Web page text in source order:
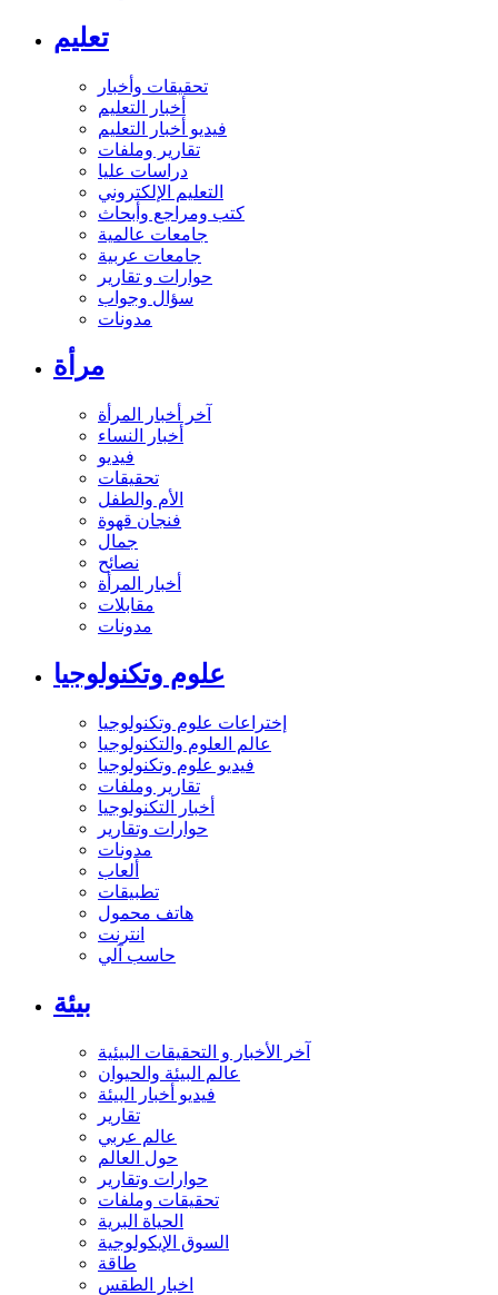
تعليم
تحقيقات وأخبار
أخبار التعليم
فيديو أخبار التعليم
تقارير وملفات
دراسات عليا
التعليم الإلكتروني
كتب ومراجع وأبحاث
جامعات عالمية
جامعات عربية
حوارات و تقارير
سؤال وجواب
مدونات
مرأة
آخر أخبار المرأة
أخبار النساء
فيديو
تحقيقات
الأم والطفل
فنجان قهوة
جمال
نصائح
أخبار المرأة
مقابلات
مدونات
علوم وتكنولوجيا
إختراعات علوم وتكنولوجيا
عالم العلوم والتكنولوجيا
فيديو علوم وتكنولوجيا
تقارير وملفات
أخبار التكنولوجيا
حوارات وتقارير
مدونات
ألعاب
تطبيقات
هاتف محمول
انترنت
حاسب آلي
بيئة
آخر الأخبار و التحقيقات البيئية
عالم البيئة والحيوان
فيديو أخبار البيئة
تقارير
عالم عربي
حول العالم
حوارات وتقارير
تحقيقات وملفات
الحياة البرية
السوق الإيكولوجية
طاقة
اخبار الطقس